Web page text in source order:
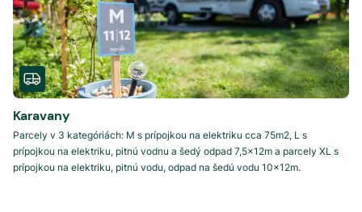
Karavany
Parcely v 3 kategóriách: M s prípojkou na elektriku cca 75m2, L s
prípojkou na elektriku, pitnú vodnu a šedý odpad 7,5x12m a parcely XL s
prípojkou na elektriku, pitnú vodu, odpad na šedú vodu 10x12m.